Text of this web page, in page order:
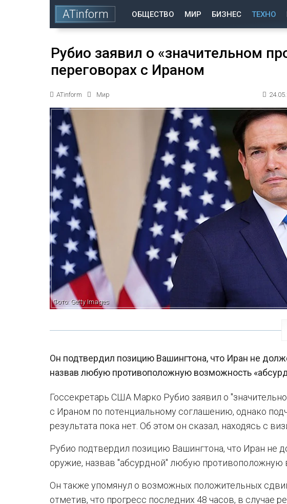
ATinform ОБЩЕСТВО МИР БИЗНЕС ТЕХНО
Рубио заявил о «значительном
переговорах с Ираном
ATinform Мир
Фото: Getty Images
Он подтвердил позицию Вашингтона, что Иран не
назвав любую противоположную возможность
Госсекретарь США Марко Рубио заявил о
с Ираном по потенциальному соглашению, однако
результата пока нет. Об этом он сказал, находясь с
Рубио подтвердил позицию Вашингтона, что Иран не
оружие, назвав "абсурдной" любую противоположную
Он также упомянул о возможных положительных
отметив, что прогресс последних 48 часов, в случае